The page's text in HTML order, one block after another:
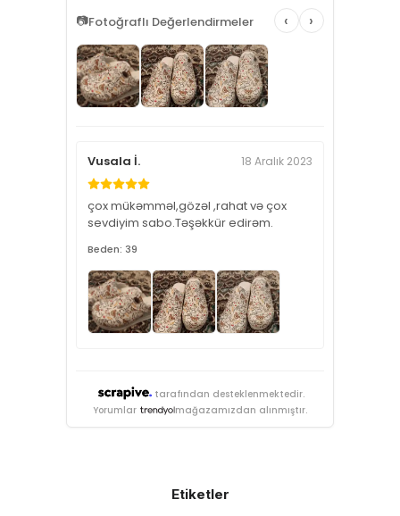
📷Fotoğraflı Değerlendirmeler ‹ ›
Vusala İ. 18 Aralık 2023
çox mükəmməl,gözəl ,rahat və çox
sevdiyim sabo.Təşəkkür edirəm.
Beden: 39
tarafından desteklenmektedir.
Yorumlar
mağazamızdan alınmıştır.
Etiketler